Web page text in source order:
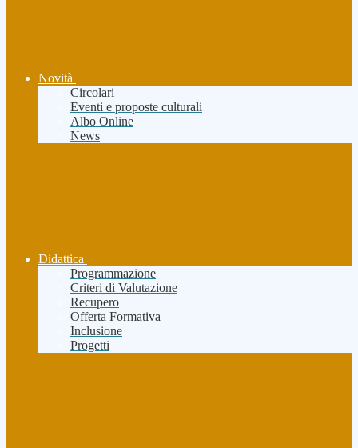
Novità
Circolari
Eventi e proposte culturali
Albo Online
News
Didattica
Programmazione
Criteri di Valutazione
Recupero
Offerta Formativa
Inclusione
Progetti